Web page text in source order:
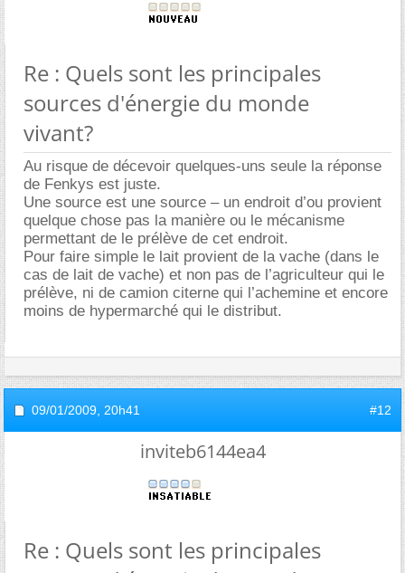
Re : Quels sont les principales
sources d'énergie du monde
vivant?
Au risque de décevoir quelques-uns seule la réponse
de Fenkys est juste.
Une source est une source – un endroit d’ou provient
quelque chose pas la manière ou le mécanisme
permettant de le prélève de cet endroit.
Pour faire simple le lait provient de la vache (dans le
cas de lait de vache) et non pas de l’agriculteur qui le
prélève, ni de camion citerne qui l’achemine et encore
moins de hypermarché qui le distribut.
09/01/2009, 20h41 #12
inviteb6144ea4
Re : Quels sont les principales